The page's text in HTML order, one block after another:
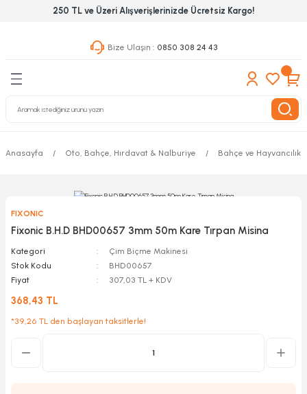
250 TL ve Üzeri Alışverişlerinizde Ücretsiz Kargo!
Bize Ulaşın : 0850 308 24 43
Geri Dön
Geri Dön
& Nalburiye
Grubu
Geri Dön
Anasayfa Oto, Bahçe, Hırdavat & Nalburiye Bahçe ve Hayvancılık
FIXONIC
Fixonic B.H.D BHD00657 3mm 50m Kare Tırpan Misina
Kategori
Çim Biçme Makinesi
Stok Kodu
BHD00657
Fiyat
307,03 TL + KDV
368,43 TL
*39,26 TL den başlayan taksitlerle!